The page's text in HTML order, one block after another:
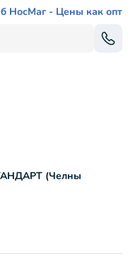
НосМаг - Цены как опт
(Челны